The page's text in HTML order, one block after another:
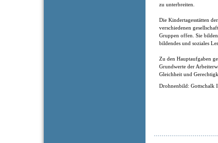
zu unterbreiten.
Die Kindertagesstätten
verschiedenen
Gruppen offen. Sie
bildendes und soziales
Zu den Hauptaufgaben
Grundwerte der
Gleichheit und
Drohnenbild: Gottschalk